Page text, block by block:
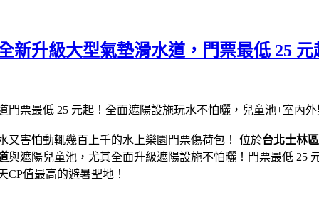
新升級大型氣墊滑水道，門票最低 25
又害怕動輒幾百上千的水上樂園門票傷荷包！ 位於台北士林區
與遮陽兒童池，尤其全面升級遮陽設施不怕曬！門票最低 25
值最高的避暑聖地！